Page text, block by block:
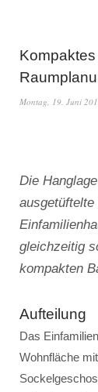
Montag, 19. Juni
Die
gleichzeitig
kompakten
Aufteilung
Das
Wohnfläche